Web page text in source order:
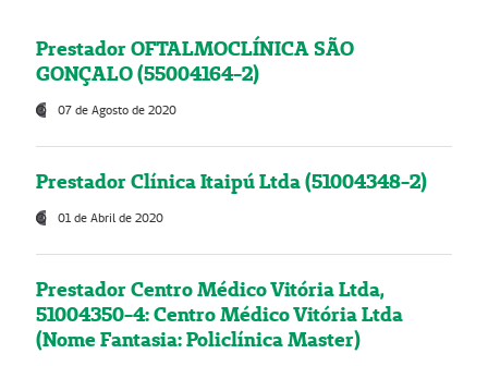
Prestador OFTALMOCLÍNICA SÃO
GONÇALO (55004164-2)
07 de Agosto de 2020
Prestador Clínica Itaipú Ltda (51004348-2)
01 de Abril de 2020
Prestador Centro Médico Vitória Ltda,
51004350-4: Centro Médico Vitória Ltda
(Nome Fantasia: Policlínica Master)